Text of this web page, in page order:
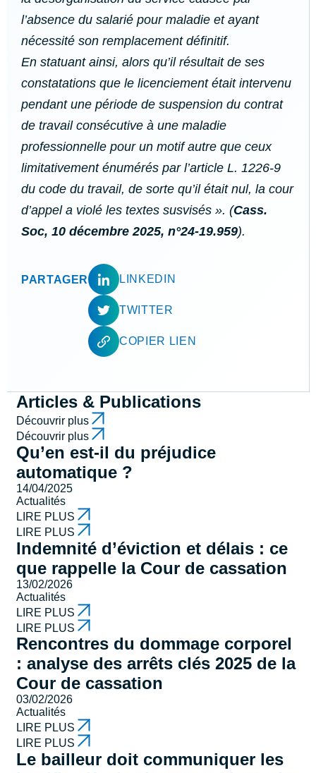
l’absence du salarié pour maladie et ayant
nécessité son remplacement définitif.
En statuant ainsi, alors qu’il résultait de ses
constatations que le licenciement était intervenu
pendant une période de suspension du contrat
de travail consécutive à une maladie
professionnelle pour un motif autre que ceux
limitativement énumérés par l’article L. 1226-9
du code du travail, de sorte qu’il était nul, la cour
d’appel a violé les textes susvisés ». (Cass.
Soc, 10 décembre 2025, n°24-19.959).
PARTAGER LINKEDIN
TWITTER
COPIER LIEN
Articles & Publications
Découvrir plus
Découvrir plus
Qu’en est-il du préjudice
automatique ?
14/04/2025
Actualités
LIRE PLUS
LIRE PLUS
Indemnité d’éviction et délais : ce
que rappelle la Cour de cassation
13/02/2026
Actualités
LIRE PLUS
LIRE PLUS
Rencontres du dommage corporel
: analyse des arrêts clés 2025 de la
Cour de cassation
03/02/2026
Actualités
LIRE PLUS
LIRE PLUS
Le bailleur doit communiquer les